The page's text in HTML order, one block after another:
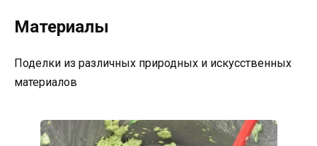
Материалы
Поделки из различных природных и искусственных
материалов